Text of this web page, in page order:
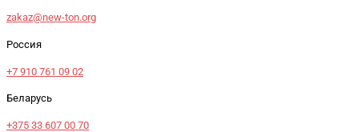
zakaz@new-ton.org
Россия
+7 910 761 09 02
Беларусь
+375 33 607 00 70